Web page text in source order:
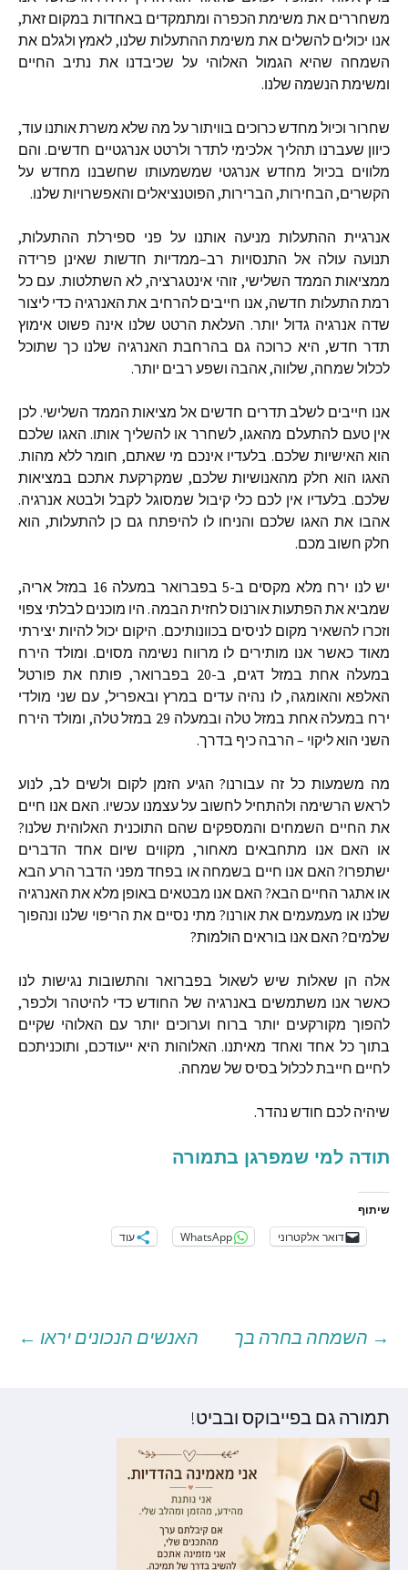
משחררים את משימת הכפרה ומתמקדים באחדות במקום זאת,
אנו יכולים להשלים את משימת ההתעלות שלנו, לאמץ ולגלם את
השמחה שהיא הגמול האלוהי על שכיבדנו את נתיב החיים
ומשימת הנשמה שלנו.
שחרור וכיול מחדשכרוכים בוויתורעל מה שלא משרתאותנו עוד,
כיוון שעברנו תהליך אלכימי לתדר ולרטט אנרגטיים חדשים. והם
מלווים בכיול מחדש אנרגטי שמשמעותו שחשבנו מחדש על
הקשרים, הבחירות, הברירות, הפוטנציאלים והאפשרויות שלנו.
אנרגיית ההתעלות מניעה אותנו על פני ספירלת ההתעלות,
תנועה עולה אל התנסויות רב–ממדיות חדשות שאינן פרידה
ממציאות הממד השלישי, זוהי אינטגרציה,לא השתלטות. עם כל
רמת התעלות חדשה,אנו חייבים להרחיב את האנרגיה כדי ליצור
שדה אנרגיה גדול יותר. העלאת הרטט שלנו אינה פשוט אימוץ
תדר חדש, היא כרוכה גם בהרחבת האנרגיה שלנו כך שתוכל
לכלול שמחה, שלווה,אהבה ושפע רבים יותר.
אנו חייבים לשלב תדרים חדשים אל מציאות הממד השלישי. לכן
אין טעם להתעלם מהאגו,לשחרר או להשליך אותו. האגו שלכם
הוא האישיות שלכם. בלעדיו אינכם מי שאתם, חומר ללא מהות.
האגו הוא חלק מהאנושיות שלכם, שמקרקעת אתכם במציאות
שלכם. בלעדיו אין לכם כלי קיבול שמסוגל לקבל ולבטא אנרגיה.
אהבו את האגו שלכם והניחו לו להיפתח גם כן להתעלות, הוא
חלק חשוב מכם.
יש לנו ירח מלא מקסים ב-5 בפברואר במעלה במזל אריה,
שמביאאת הפתעותאורנוסלחזית הבמה. היו מוכנים לבלתי צפוי
וזכרו להשאיר מקום לניסים בכוונותיכם. היקום יכול להיות יצירתי
מאוד כאשר אנו מותירים לו מרווח נשימה מסוים. ומולד הירח
במעלה אחת במזל דגים, ב-20 בפברואר, פותח את פורטל
האלפא והאומגה,לו נהיה עדים במרץ ובאפריל, עם שני מולדי
ירח במעלה אחת במזל טלה ובמעלה במזלטלה, ומולד הירח
השני הואליקוי – הרבה כיף בדרך.
מה משמעות כל זה עבורנו? הגיע הזמן לקום ולשים לב, לנוע
לראש הרשימה ולהתחיל לחשוב עלעצמנו עכשיו. האם אנו חיים
את החיים השמחים והמספקים שהם התוכנית האלוהית שלנו?
או האם אנו מתחבאים מאחור, מקווים שיום אחד הדברים
ישתפרו? האם אנו חיים בשמחה או בפחד מפני הדבר הרע הבא
או אתגר החיים הבא? האם אנו מבטאים באופן מלאאת האנרגיה
שלנו או מעמעמים את אורנו? מתי נסיים את הריפוי שלנו ונהפוך
שלמים? האם אנו בוראים הולמות?
אלה הן שאלות שיש לשאול בפברואר והתשובות נגישות לנו
כאשר אנו משתמשים באנרגיה של החודש כדי להיטהר ולכפר,
להפוך מקורקעים יותר ברוח וערוכים יותר עם האלוהי שקיים
בתוך כל אחד ואחד מאיתנו. האלוהות היא ייעודכם, ותוכניתכם
לחיים חייבתלכלול בסיס של שמחה.
שיהיה לכם חודש נהדר.
תודה למי שמפרגן בתמורה
שיתוף
דואר אלקטרוני WhatsApp עוד
ניווט
פוסטים
→ השמחה בחרה בך האנשים הנכונים יראו ←
תמורה גם בפייבוקס ובביט!